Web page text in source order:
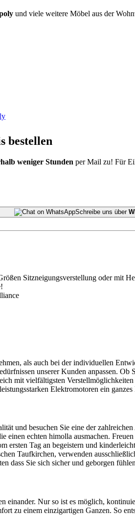
und viele weitere Möbel aus der
bestellen
weniger Stunden per Mail zu! Für
Schreibe uns über
Sitzneigungsverstellung oder mit
als auch bei der individuellen
unserer Kunden anpassen.
mit vielfältigsten
Elektromotoren ein
und besuchen Sie eine der
echten himolla ausmachen.
ersten Tag an begeistern und
Taufkirchen, verwenden
dass Sie sich sicher und geborgen
Nur so ist es möglich,
zu einem einzigartigen Ganzen. So